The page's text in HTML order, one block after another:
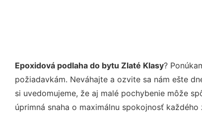
Epoxidová podlaha do bytu Zlaté Klasy?
požiadavkám. Neváhajte a ozvite sa nám ešte
si uvedomujeme, že aj malé pochybenie môže
úprimná snaha o maximálnu spokojnosť